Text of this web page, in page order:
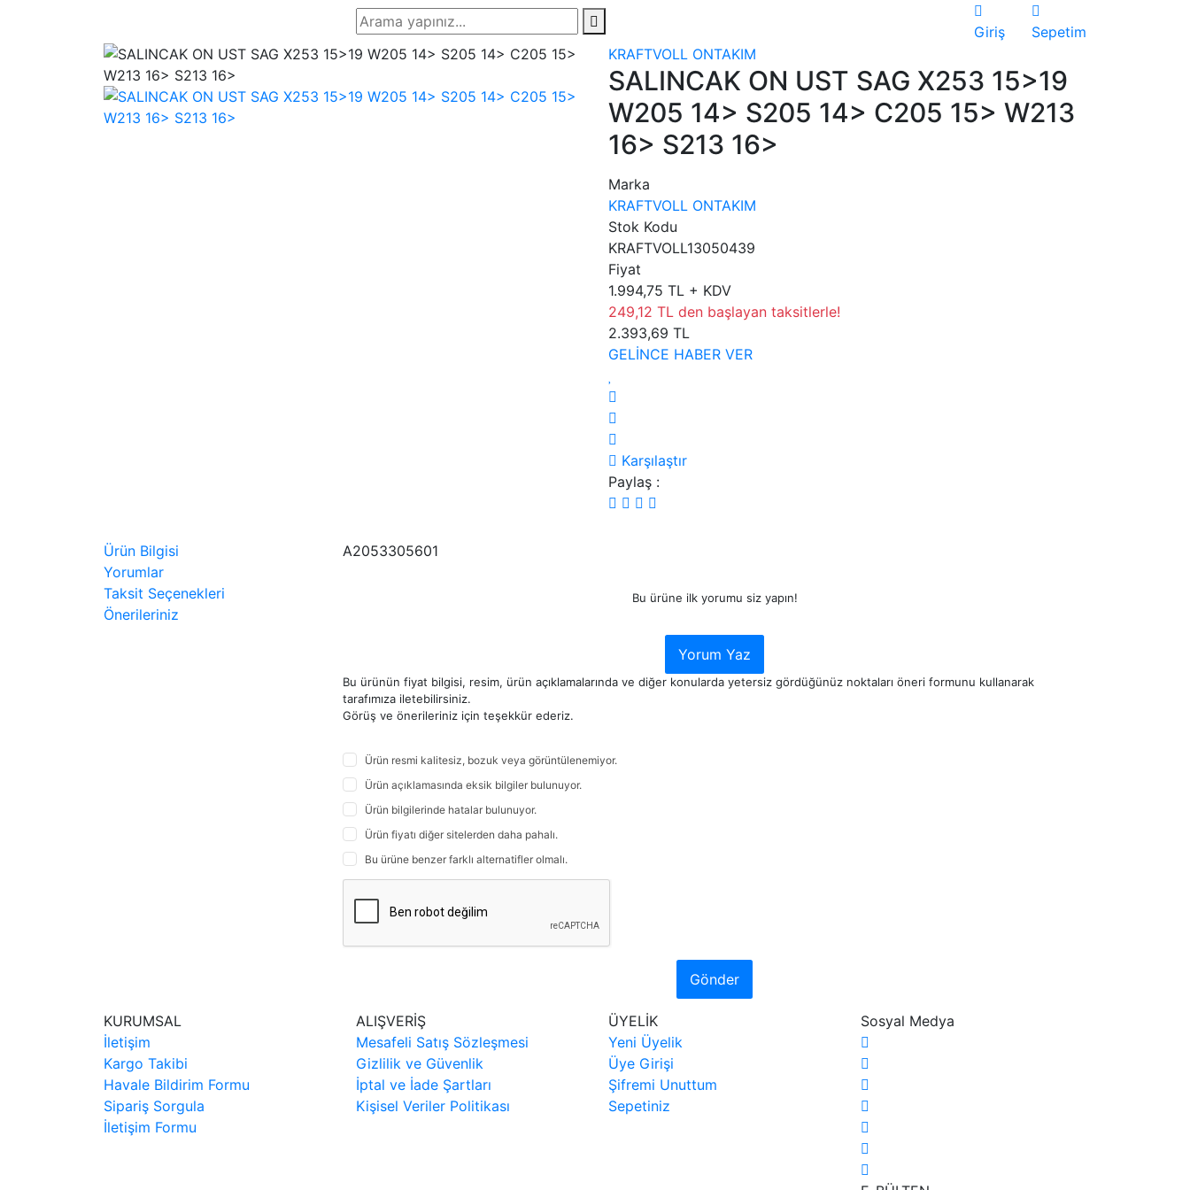
Giriş
Sepetim
KRAFTVOLL ONTAKIM
SALINCAK ON UST SAG X253 15>19
W205 14> S205 14> C205 15> W213
16> S213 16>
Marka
KRAFTVOLL ONTAKIM
Stok Kodu
KRAFTVOLL13050439
Fiyat
1.994,75 TL + KDV
249,12 TL den başlayan taksitlerle!
2.393,69 TL
GELİNCE HABER VER
Karşılaştır
Paylaş :
Ürün Bilgisi
Yorumlar
Taksit Seçenekleri
Önerileriniz
A2053305601
Bu ürüne ilk yorumu siz yapın!
Yorum Yaz
Bu ürünün fiyat bilgisi, resim, ürün açıklamalarında ve diğer konularda yetersiz gördüğünüz noktaları öneri formunu kullanarak
tarafımıza iletebilirsiniz.
Görüş ve önerileriniz için teşekkür ederiz.
Ürün resmi kalitesiz, bozuk veya görüntülenemiyor.
Ürün açıklamasında eksik bilgiler bulunuyor.
Ürün bilgilerinde hatalar bulunuyor.
Ürün fiyatı diğer sitelerden daha pahalı.
Bu ürüne benzer farklı alternatifler olmalı.
Gönder
KURUMSAL
İletişim
Kargo Takibi
Havale Bildirim Formu
Sipariş Sorgula
İletişim Formu
ALIŞVERİŞ
Mesafeli Satış Sözleşmesi
Gizlilik ve Güvenlik
İptal ve İade Şartları
Kişisel Veriler Politikası
ÜYELİK
Yeni Üyelik
Üye Girişi
Şifremi Unuttum
Sepetiniz
Sosyal Medya